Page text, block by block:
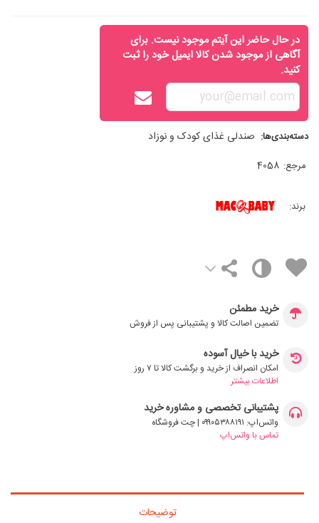
در حال حاضر این آیتم موجود نیست. برای
آگاهی از موجود شدن کالا ایمیل خود را ثبت
کنید.
دسته‌بندی‌ها: صندلی غذای کودک و نوزاد
مرجع: 4058
برند:
خرید مطمئن
تضمین اصالت کالا و پشتیبانی پس از فروش
خرید با خیال آسوده
امکان انصراف از خرید و برگشت کالا تا ۷ روز
اطلاعات بیشتر
پشتیبانی تخصصی و مشاوره خرید
واتس‌اپ: ۰۹۹۰۵۳۸۸۱۹۱ | چت فروشگاه
تماس با واتس‌اپ
توضیحات